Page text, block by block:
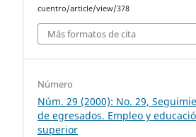
cuentro/article/view/378
Más formatos de cita
Número
Núm. 29 (2000): No. 29,
de egresados. Empleo y
superior